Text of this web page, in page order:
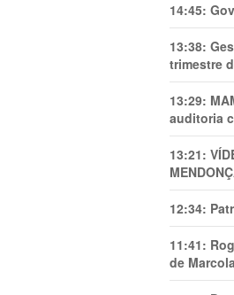
14:45:
13:38:
trimestre
13:29:
auditoria
13:21:
12:34:
11:41:
de Marcola